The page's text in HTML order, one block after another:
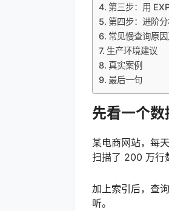
第三步：用
第四步：进
常见慢查询原
生产环境建议
真实案例
最后一句
先看一个数
某电商网站，每
扫描了 200 万行
加上索引后，查
听。